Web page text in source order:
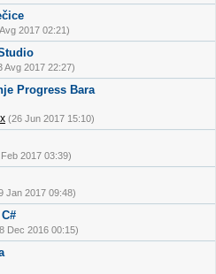
2017 02:21)
Avg 2017 22:27)
Progress Bara
(26 Jun 2017 15:10)
2017 03:39)
Jan 2017 09:48)
Dec 2016 00:15)